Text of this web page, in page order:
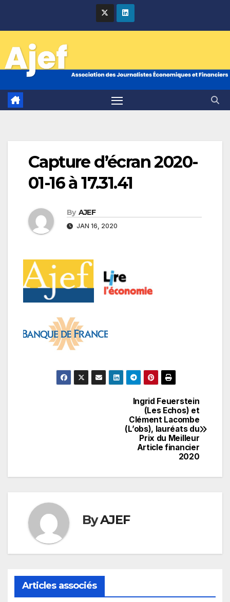
Capture d’écran 2020-
01-16 à 17.31.41
By AJEF
JAN 16, 2020
Ingrid Feuerstein
(Les Echos) et
Clément Lacombe
(L’obs), lauréats du
Prix du Meilleur
Article financier
2020
ByAJEF
Articles associés